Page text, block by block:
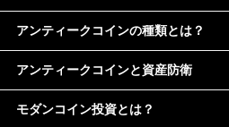
アンティークコインの種類とは？
アンティークコインと資産防衛
モダンコイン投資とは？